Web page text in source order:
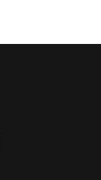
arranque, por
motor a
y tapa de
sin
regulares
regulares,
a muelles
golpes
lisas. SE